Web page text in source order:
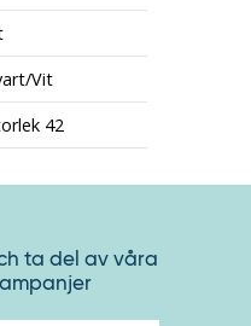
Vit
42
ta del av våra